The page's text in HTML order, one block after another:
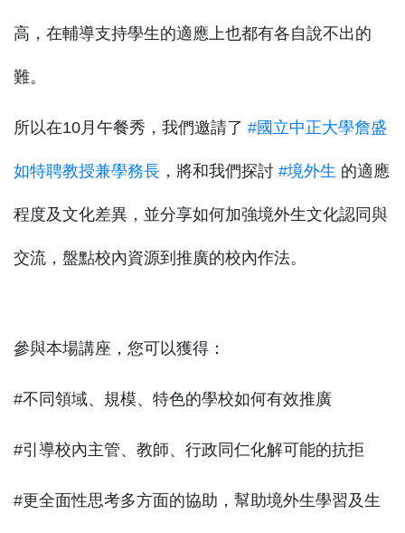
高，在輔導支持學生的適應上也都有各自說不出的
難。
所以在10月午餐秀，我們邀請了 #國立中正大學詹盛
如特聘教授兼學務長 ，將和我們探討 #境外生 的適應
程度及文化差異，並分享如何加強境外生文化認同與
交流，盤點校內資源到推廣的校內作法。
參與本場講座，您可以獲得：
#不同領域、規模、特色的學校如何有效推廣
#引導校內主管、教師、行政同仁化解可能的抗拒
#更全面性思考多方面的協助，幫助境外生學習及生